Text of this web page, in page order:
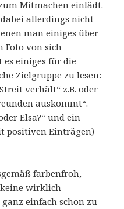
Mitmachen einlädt.
dabei allerdings nicht
man einiges über
Foto von sich
einiges für die
Zielgruppe zu lesen:
verhält“ z.B. oder
auskommt“.
Elsa?“ und ein
positiven Einträgen)
farbenfroh,
keine wirklich
einfach schon zu